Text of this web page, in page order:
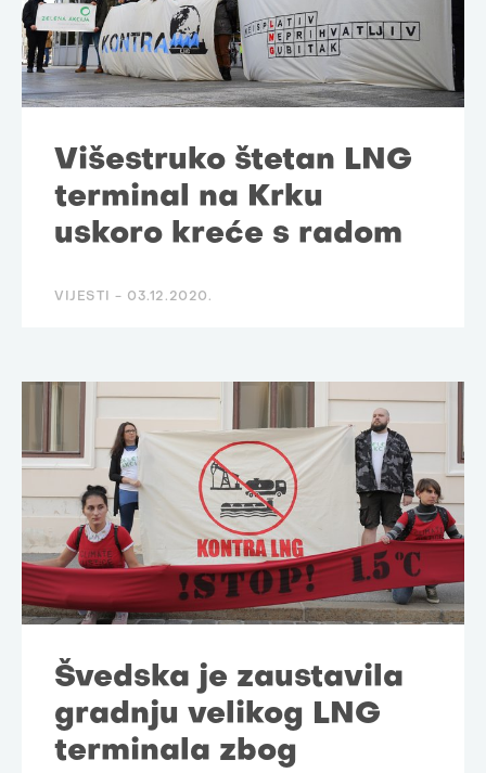
Višestruko štetan LNG
terminal na Krku
uskoro kreće s radom
VIJESTI - 03.12.2020.
Švedska je zaustavila
gradnju velikog LNG
terminala zbog